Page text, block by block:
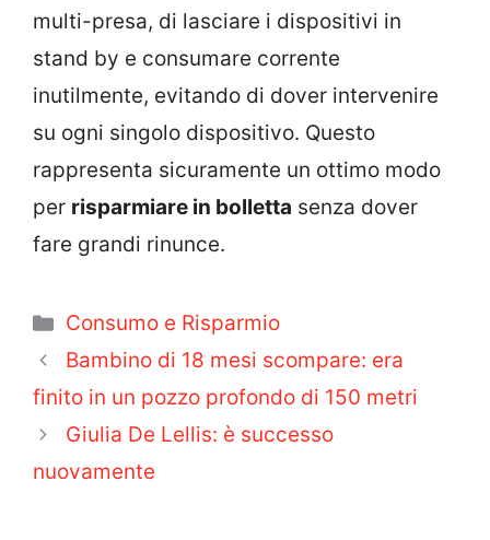
multi-presa, di lasciare i dispositivi in
stand by e consumare corrente
inutilmente, evitando di dover intervenire
su ogni singolo dispositivo. Questo
rappresenta sicuramente un ottimo modo
per risparmiare in bolletta senza dover
fare grandi rinunce.
Categorie
Consumo e Risparmio
Bambino di 18 mesi scompare: era
finito in un pozzo profondo di 150 metri
Giulia De Lellis: è successo
nuovamente